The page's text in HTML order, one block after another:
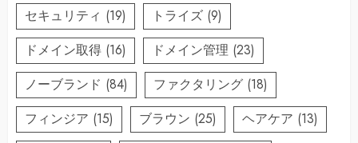
セキュリティ (19) トライズ (9)
ドメイン取得 (16) ドメイン管理 (23)
ノーブランド (84) ファクタリング (18)
フィンジア (15) ブラウン (25) ヘアケア (13)